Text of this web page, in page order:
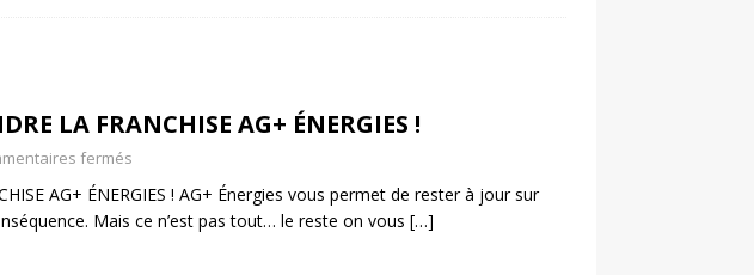
LA FRANCHISE AG+ ÉNERGIES !
fermés
AG+ ÉNERGIES ! AG+ Énergies vous permet de rester à jour sur
Mais ce n’est pas tout… le reste on vous […]